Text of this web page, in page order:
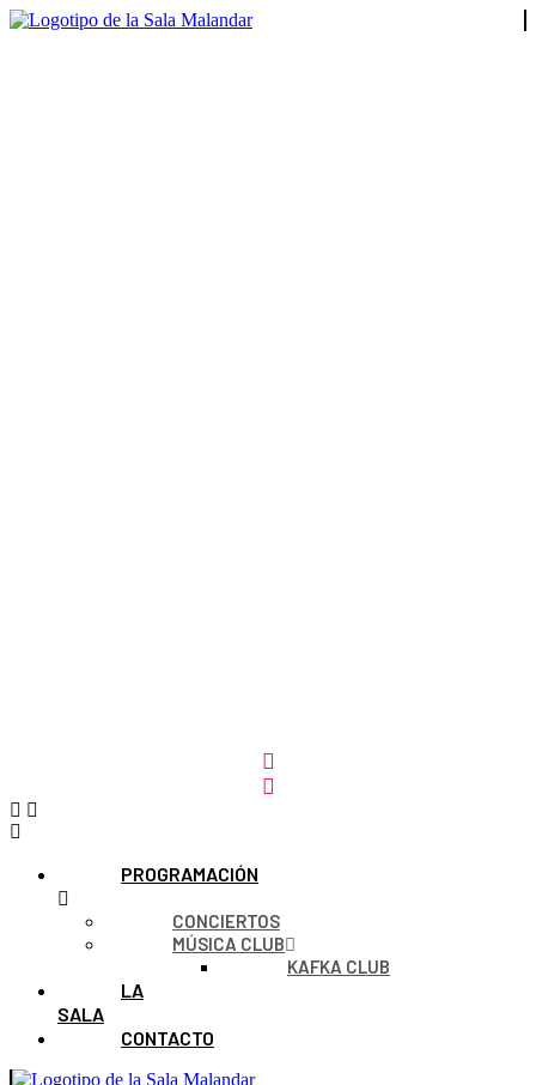
PROGRAMACIÓN
CONCIERTOS
MÚSICA CLUB
KAFKA CLUB
LA
SALA
CONTACTO